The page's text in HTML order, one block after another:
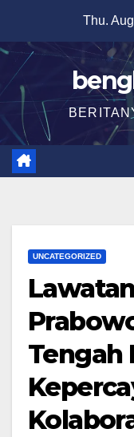
content
Thu.
UNCATEGORIZED
Tengah